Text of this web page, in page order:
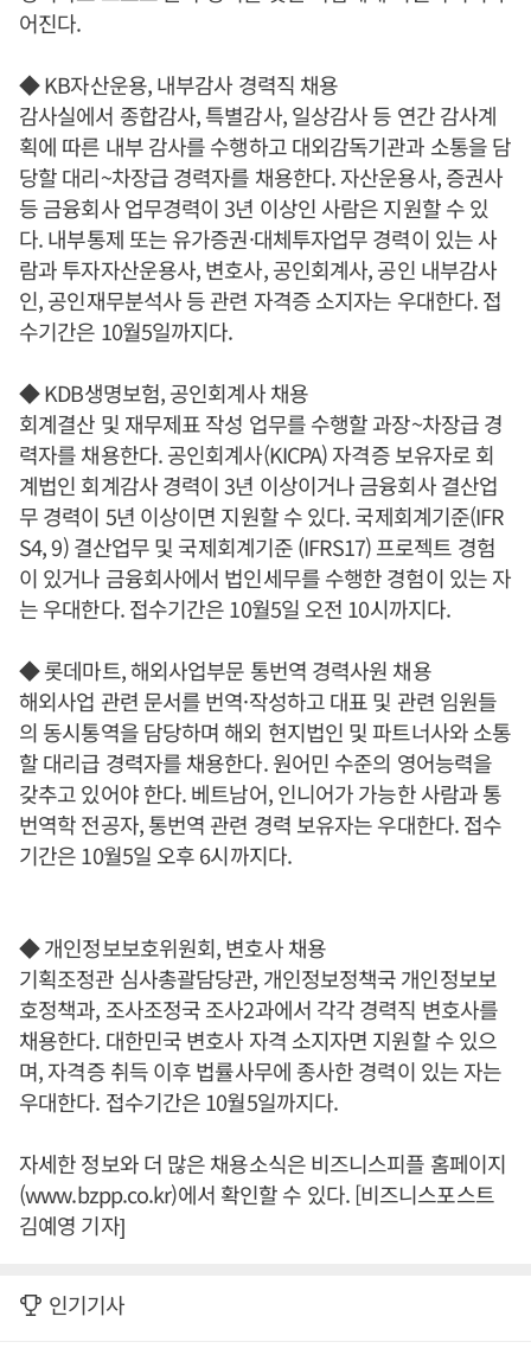
어진다.
◆ KB자산운용, 내부감사 경력직 채용
감사실에서 종합감사, 특별감사, 일상감사 등 연간 감사계
획에 따른 내부 감사를 수행하고 대외감독기관과 소통을 담
당할 대리~차장급 경력자를 채용한다. 자산운용사, 증권사
등 금융회사 업무경력이 3년 이상인 사람은 지원할 수 있
다. 내부통제 또는 유가증권·대체투자업무 경력이 있는 사
람과 투자자산운용사, 변호사, 공인회계사, 공인 내부감사
인, 공인재무분석사 등 관련 자격증 소지자는 우대한다. 접
수기간은 10월5일까지다.
◆ KDB생명보험, 공인회계사 채용
회계결산 및 재무제표 작성 업무를 수행할 과장~차장급 경
력자를 채용한다. 공인회계사(KICPA) 자격증 보유자로 회
계법인 회계감사 경력이 3년 이상이거나 금융회사 결산업
무 경력이 5년 이상이면 지원할 수 있다. 국제회계기준(IFR
S4, 9) 결산업무 및 국제회계기준 (IFRS17) 프로젝트 경험
이 있거나 금융회사에서 법인세무를 수행한 경험이 있는 자
는 우대한다. 접수기간은 10월5일 오전 10시까지다.
◆ 롯데마트, 해외사업부문 통번역 경력사원 채용
해외사업 관련 문서를 번역·작성하고 대표 및 관련 임원들
의 동시통역을 담당하며 해외 현지법인 및 파트너사와 소통
할 대리급 경력자를 채용한다. 원어민 수준의 영어능력을
갖추고 있어야 한다. 베트남어, 인니어가 가능한 사람과 통
번역학 전공자, 통번역 관련 경력 보유자는 우대한다. 접수
기간은 10월5일 오후 6시까지다.
◆ 개인정보보호위원회, 변호사 채용
기획조정관 심사총괄담당관, 개인정보정책국 개인정보보
호정책과, 조사조정국 조사2과에서 각각 경력직 변호사를
채용한다. 대한민국 변호사 자격 소지자면 지원할 수 있으
며, 자격증 취득 이후 법률사무에 종사한 경력이 있는 자는
우대한다. 접수기간은 10월5일까지다.
자세한 정보와 더 많은 채용소식은 비즈니스피플 홈페이지
(www.bzpp.co.kr)에서 확인할 수 있다. [비즈니스포스트
김예영 기자]
인기기사